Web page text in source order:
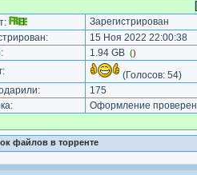
Зарегистрирован
15 Ноя 2022 22:00:38
1.94 GB ()
(Голосов: 54)
175
Оформление
файлов в торренте